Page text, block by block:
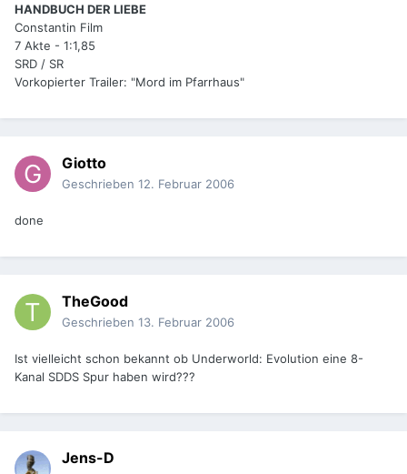
HANDBUCH DER LIEBE
Constantin Film
7 Akte - 1:1,85
SRD / SR
Vorkopierter Trailer: "Mord im Pfarrhaus"
Giotto
Geschrieben 12. Februar 2006
done
TheGood
Geschrieben 13. Februar 2006
Ist vielleicht schon bekannt ob Underworld: Evolution eine 8-
Kanal SDDS Spur haben wird???
Jens-D